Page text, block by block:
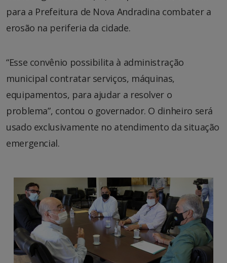
para a Prefeitura de Nova Andradina combater a
erosão na periferia da cidade.
“Esse convênio possibilita à administração
municipal contratar serviços, máquinas,
equipamentos, para ajudar a resolver o
problema”, contou o governador. O dinheiro será
usado exclusivamente no atendimento da situação
emergencial.